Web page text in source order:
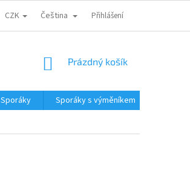
PARTNEŘI ODSTOUPENÍ OD KUPNÍ SMLOUVY
CZK Čeština Přihlášení
NÁKUPNÍ
Prázdný košík
Sporáky Sporáky s výměníkem